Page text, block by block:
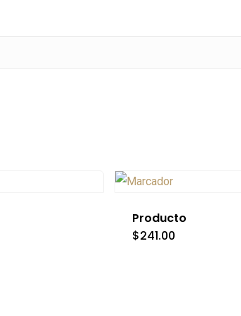
Producto
$241.00